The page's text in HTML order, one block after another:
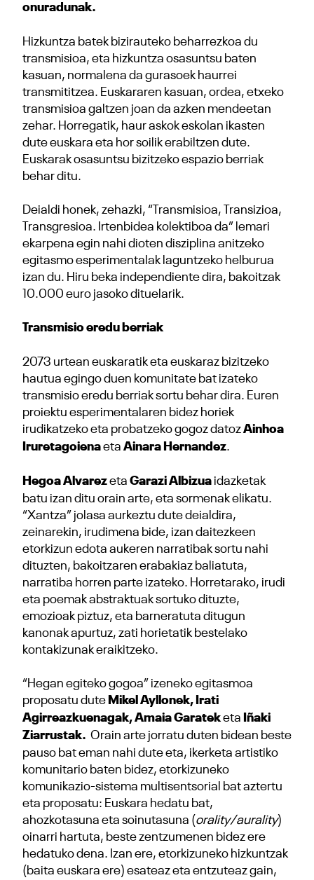
onuradunak.
Hizkuntza batek bizirauteko beharrezkoa du
transmisioa, eta hizkuntza osasuntsu baten
kasuan, normalena da gurasoek haurrei
transmititzea. Euskararen kasuan, ordea, etxeko
transmisioa galtzen joan da azken mendeetan
zehar. Horregatik, haur askok eskolan ikasten
dute euskara eta hor soilik erabiltzen dute.
Euskarak osasuntsu bizitzeko espazio berriak
behar ditu.
Deialdi honek, zehazki, “Transmisioa, Transizioa,
Transgresioa. Irtenbidea kolektiboa da” lemari
ekarpena egin nahi dioten disziplina anitzeko
egitasmo esperimentalak laguntzeko helburua
izan du. Hiru beka independiente dira, bakoitzak
10.000 euro jasoko dituelarik.
Transmisio eredu berriak
2073 urtean euskaratik eta euskaraz bizitzeko
hautua egingo duen komunitate bat izateko
transmisio eredu berriak sortu behar dira. Euren
proiektu esperimentalaren bidez horiek
irudikatzeko eta probatzeko gogoz datozAinhoa
Iruretagoienaeta Ainara Hernandez.
Hegoa Alvarezeta Garazi Albizua idazketak
batu izan ditu orain arte, eta sormenak elikatu.
“Xantza” jolasa aurkeztu dute deialdira,
zeinarekin, irudimena bide, izan daitezkeen
etorkizun edota aukeren narratibak sortu nahi
dituzten, bakoitzaren erabakiaz baliatuta,
narratiba horren parte izateko. Horretarako, irudi
eta poemak abstraktuak sortuko dituzte,
emozioak piztuz, eta barneratuta ditugun
kanonak apurtuz, zati horietatik bestelako
kontakizunak eraikitzeko.
“Hegan egiteko gogoa” izeneko egitasmoa
proposatu dute Mikel Ayllonek, Irati
Agirreazkuenagak, Amaia Garateketa Iñaki
Ziarrustak. Orain arte jorratu duten bidean beste
pauso bat eman nahi dute eta, ikerketa artistiko
komunitario baten bidez, etorkizuneko
komunikazio-sistema multisentsorial bat aztertu
eta proposatu: Euskara hedatu bat,
ahozkotasuna eta soinutasuna (orality/aurality)
oinarri hartuta, beste zentzumenen bidez ere
hedatuko dena. Izan ere, etorkizuneko hizkuntzak
(baita euskara ere) esateaz eta entzuteaz gain,